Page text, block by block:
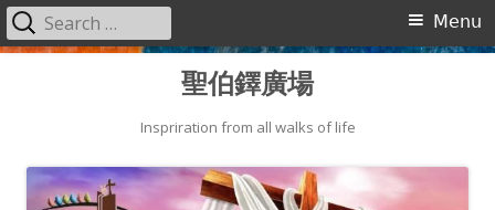
聖伯鐸廣場
Inspriration from all walks of life
Primary
Menu
Search
for: